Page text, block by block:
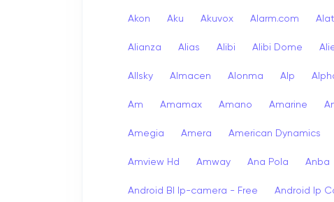
Akon Aku Akuvox Alarm.com
Alianza Alias Alibi Alibi Dome
Allsky Almacen Alonma Alp
Am Amamax Amano Amarine
Amegia Amera American Dynamics
Amview Hd Amway Ana Pola Anba
Android Bl Ip-camera - Free Android Ip